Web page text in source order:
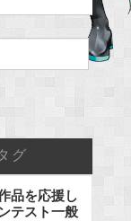
グ
品を応援し
テスト一般